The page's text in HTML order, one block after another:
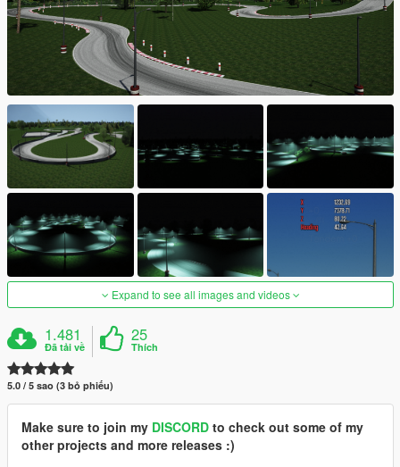
Expand to see all images and videos
1.481
Đã tải về
25
Thích
5.0 / 5 sao (3 bỏ phiếu)
Make sure to join my DISCORD to check out some of my
other projects and more releases :)